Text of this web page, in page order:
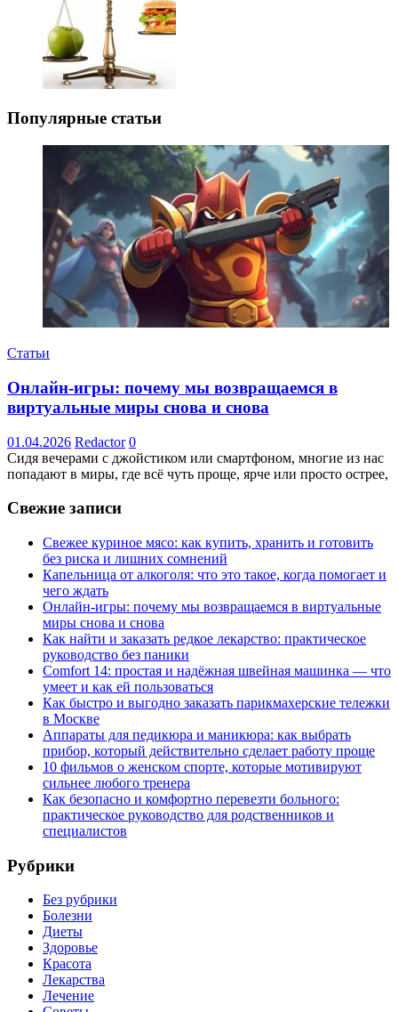
Популярные статьи
Статьи
Онлайн-игры: почему мы возвращаемся в
виртуальные миры снова и снова
01.04.2026 Redactor 0
Сидя вечерами с джойстиком или смартфоном, многие из нас
попадают в миры, где всё чуть проще, ярче или просто острее,
Свежие записи
Свежее куриное мясо: как купить, хранить и готовить
без риска и лишних сомнений
Капельница от алкоголя: что это такое, когда помогает и
чего ждать
Онлайн-игры: почему мы возвращаемся в виртуальные
миры снова и снова
Как найти и заказать редкое лекарство: практическое
руководство без паники
Comfort 14: простая и надёжная швейная машинка — что
умеет и как ей пользоваться
Как быстро и выгодно заказать парикмахерские тележки
в Москве
Аппараты для педикюра и маникюра: как выбрать
прибор, который действительно сделает работу проще
10 фильмов о женском спорте, которые мотивируют
сильнее любого тренера
Как безопасно и комфортно перевезти больного:
практическое руководство для родственников и
специалистов
Рубрики
Без рубрики
Болезни
Диеты
Здоровье
Красота
Лекарства
Лечение